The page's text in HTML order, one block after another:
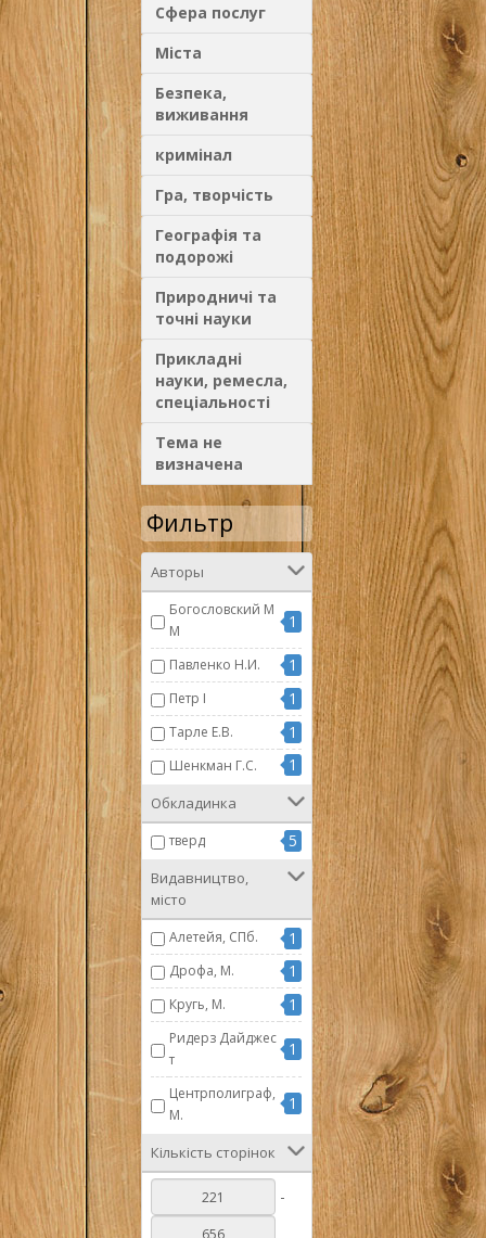
Сфера послуг
Міста
Безпека,
виживання
кримінал
Гра, творчість
Географія та
подорожі
Природничі та
точні науки
Прикладні
науки, ремесла,
спеціальності
Тема не
визначена
Фильтр
Авторы
Богословский М
М
1
Павленко Н.И. 1
Петр I 1
Тарле Е.В. 1
Шенкман Г.С. 1
Обкладинка
тверд 5
Видавництво,
місто
Алетейя, СПб. 1
Дрофа, М. 1
Кругь, М. 1
Ридерз Дайджес
т
1
Центрполиграф,
М.
1
Кількість сторінок
-